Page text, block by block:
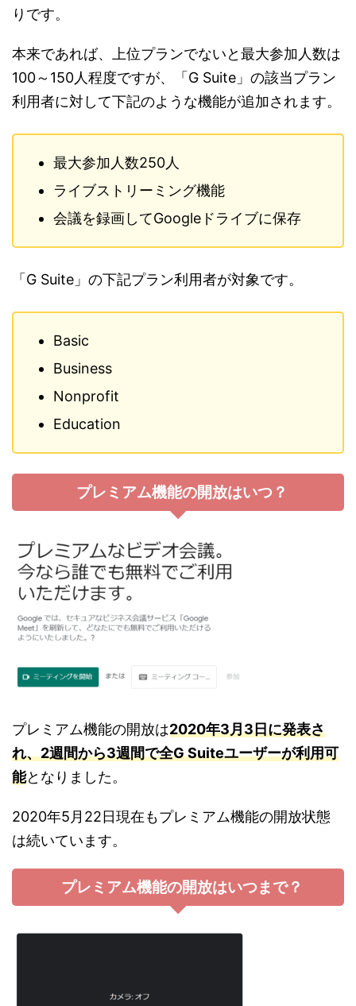
りです。
本来であれば、上位プランでないと最大参加人数は
100～150人程度ですが、「G Suite」の該当プラン
利用者に対して下記のような機能が追加されます。
最大参加人数250人
ライブストリーミング機能
会議を録画してGoogleドライブに保存
「G Suite」の下記プラン利用者が対象です。
Basic
Business
Nonprofit
Education
プレミアム機能の開放はいつ？
プレミアム機能の開放は2020年3月3日に発表さ
れ、2週間から3週間で全G Suiteユーザーが利用可
能となりました。
2020年5月22日現在もプレミアム機能の開放状態
は続いています。
プレミアム機能の開放はいつまで？